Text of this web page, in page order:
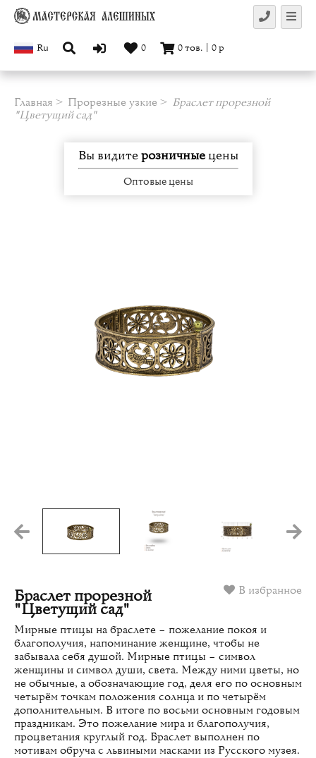
Ru 0 0тов. 0р
Главная Прорезные узкие
Браслет прорезной
"Цветущий сад"
Вы видитерозничныецены
Оптовые цены
В избранное
Браслет прорезной
"Цветущий сад"
Мирные птицы на браслете – пожелание покоя и
благополучия, напоминание женщине, чтобы не
забывала себя душой. Мирные птицы – символ
женщины и символ души, света. Между ними цветы, но
не обычные, а обозначающие год, деля его по основным
четырём точкам положения солнца и по четырём
дополнительным. В итоге по восьми основным годовым
праздникам. Это пожелание мира и благополучия,
процветания круглый год. Браслет выполнен по
мотивам обруча с львиными масками из Русского музея.